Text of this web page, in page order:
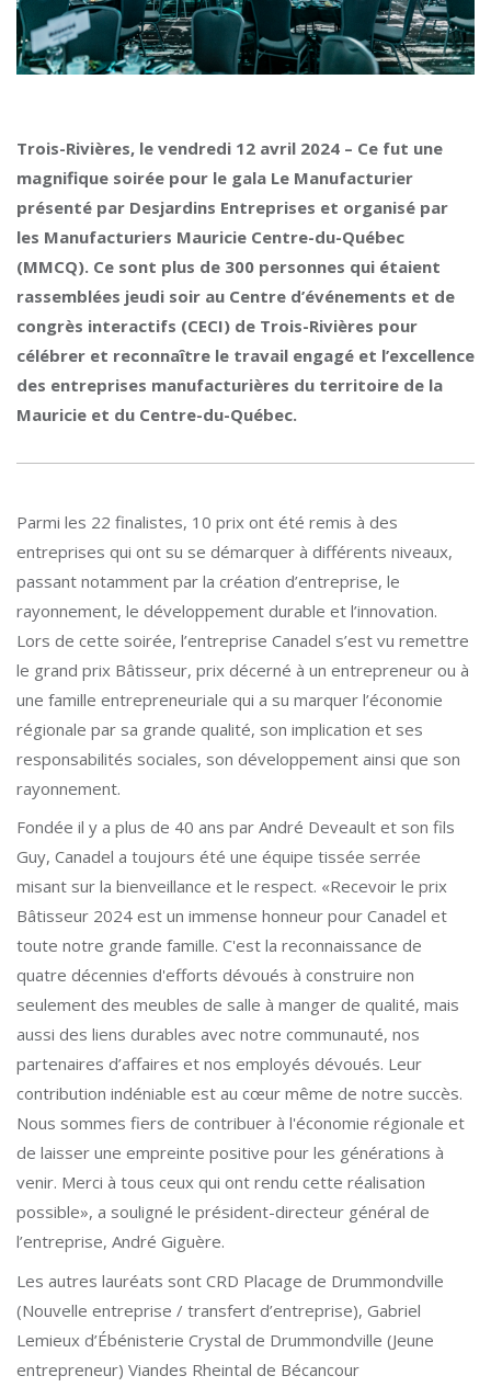
Trois-Rivières, le vendredi 12 avril 2024 – Ce fut une
magnifique soirée pour le gala Le Manufacturier
présenté par Desjardins Entreprises et organisé par
les Manufacturiers Mauricie Centre-du-Québec
(MMCQ). Ce sont plus de 300 personnes qui étaient
rassemblées jeudi soir au Centre d’événements et de
congrès interactifs (CECI) de Trois-Rivières pour
célébrer et reconnaître le travail engagé et l’excellence
des entreprises manufacturières du territoire de la
Mauricie et du Centre-du-Québec.
Parmi les 22 finalistes, 10 prix ont été remis à des
entreprises qui ont su se démarquer à différents niveaux,
passant notamment par la création d’entreprise, le
rayonnement, le développement durable et l’innovation.
Lors de cette soirée, l’entreprise Canadel s’est vu remettre
le grand prix Bâtisseur, prix décerné à un entrepreneur ou à
une famille entrepreneuriale qui a su marquer l’économie
régionale par sa grande qualité, son implication et ses
responsabilités sociales, son développement ainsi que son
rayonnement.
Fondée il y a plus de 40 ans par André Deveault et son fils
Guy, Canadel a toujours été une équipe tissée serrée
misant sur la bienveillance et le respect. «Recevoir le prix
Bâtisseur 2024 est un immense honneur pour Canadel et
toute notre grande famille. C'est la reconnaissance de
quatre décennies d'efforts dévoués à construire non
seulement des meubles de salle à manger de qualité, mais
aussi des liens durables avec notre communauté, nos
partenaires d’affaires et nos employés dévoués. Leur
contribution indéniable est au cœur même de notre succès.
Nous sommes fiers de contribuer à l'économie régionale et
de laisser une empreinte positive pour les générations à
venir. Merci à tous ceux qui ont rendu cette réalisation
possible», a souligné le président-directeur général de
l’entreprise, André Giguère.
Les autres lauréats sont CRD Placage de Drummondville
(Nouvelle entreprise / transfert d’entreprise), Gabriel
Lemieux d’Ébénisterie Crystal de Drummondville (Jeune
entrepreneur) Viandes Rheintal de Bécancour